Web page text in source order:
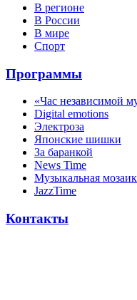
В регионе
В России
В мире
Спорт
Программы
«Час независимой
Digital emotions
Электроза
Японскиe шишки
За баранкой
News Time
Музыкальная
JazzTime
Контакты